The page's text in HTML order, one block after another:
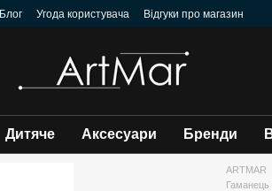
Блог Угода користувача
Відгуки про магазин
Дитяче Аксесуари Бренди
ARTMAR
Гаманець